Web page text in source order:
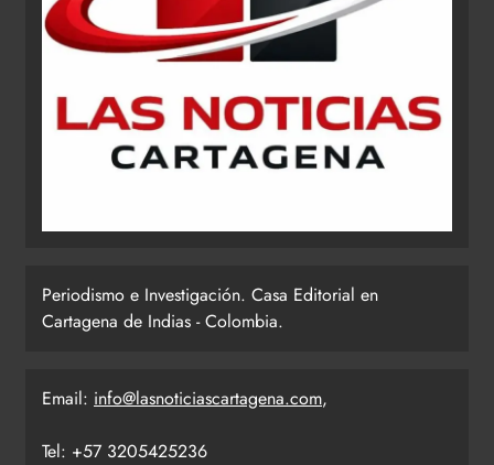
Periodismo e Investigación. Casa Editorial en
Cartagena de Indias - Colombia.
Email: info@lasnoticiascartagena.com,
Tel: +57 3205425236